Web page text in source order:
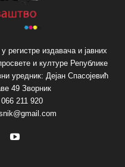
регистре издавача и јавних
и културе Републике
уредник: Дејан Спасојевић
49 Зворник
211 920